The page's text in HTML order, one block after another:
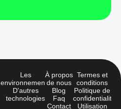
Les
environnements
D'autres
technologies
À propos
de nous
Blog
Faq
Contact
Termes et
conditions
Politique de
confidentialité
Utilisation